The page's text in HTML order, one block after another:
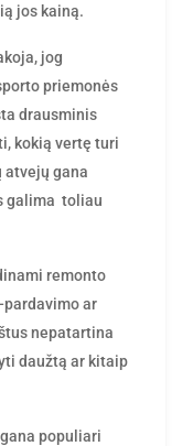
jos kainą.
jog
priemonės
drausminis
kokią vertę turi
atvejų gana
galima toliau
remonto
ar
nepatartina
daužtą ar kitaip
populiari